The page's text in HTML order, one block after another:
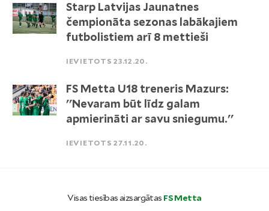
Starp Latvijas Jaunatnes
čempionāta sezonas labākajiem
futbolistiem arī 8 mettieši
IEVIETOTS 23.12.20.
FS Metta U18 treneris Mazurs:
''Nevaram būt līdz galam
apmierināti ar savu sniegumu.''
IEVIETOTS 27.11.20.
Visas tiesības aizsargātas FS Metta